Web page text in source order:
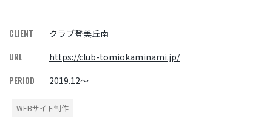
CLIENT クラブ登美丘南
URL https://club-tomiokaminami.jp/
PERIOD 2019.12～
WEBサイト制作